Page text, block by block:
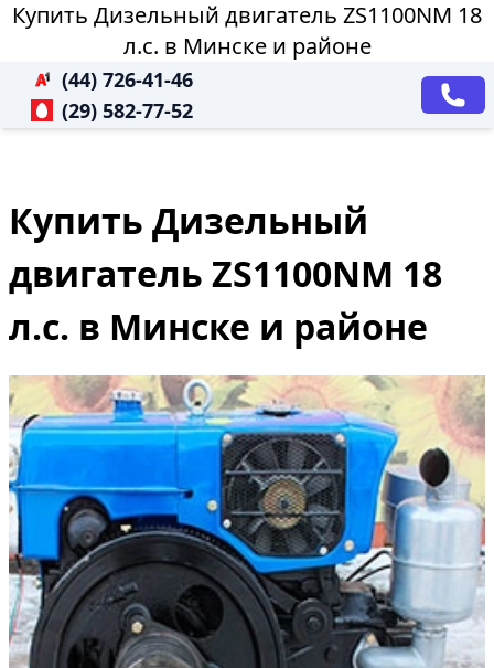
Купить Дизельный двигатель ZS1100NM 18
л.с. в Минске и районе
(44) 726-41-46
(29) 582-77-52
Купить Дизельный
двигатель ZS1100NM 18
л.с. в Минске и районе